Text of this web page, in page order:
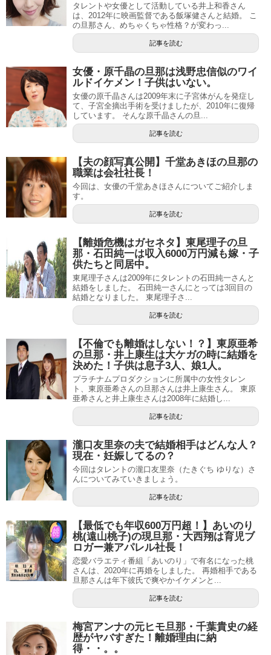
タレントや女優として活動している井上和香さん
は、2012年に映画監督である飯塚健さんと結婚。 こ
の旦那さん、めちゃくちゃ性格？が変わっ...
記事を読む
女優・原千晶の旦那は浅野忠信似のワイ
ルドイケメン！子供はいない。
女優の原千晶さんは2009年末に子宮体がんを発症し
て、子宮全摘出手術を受けましたが、2010年に復帰
しています。 そんな原千晶さんの旦...
記事を読む
【夫の顔写真公開】千堂あきほの旦那の
職業は会社社長！
今回は、女優の千堂あきほさんについてご紹介しま
す。
記事を読む
【離婚危機はガセネタ】東尾理子の旦
那・石田純一は収入6000万円減も嫁・子
供たちと同居中。
東尾理子さんは2009年にタレントの石田純一さんと
結婚をしました。 石田純一さんにとっては3回目の
結婚となりました。 東尾理子さ...
記事を読む
【不倫でも離婚はしない！？】東原亜希
の旦那・井上康生は大ケガの時に結婚を
決めた！子供は息子3人、娘1人。
プラチナムプロダクションに所属中の女性タレン
ト、東原亜希さんの旦那さんは井上康生さん。 東原
亜希さんと井上康生さんは2008年に結婚し...
記事を読む
瀧口友里奈の夫で結婚相手はどんな人？
現在・妊娠してるの？
今回はタレントの瀧口友里奈（たきぐち ゆりな）さ
んについてみていきましょう。
記事を読む
【最低でも年収600万円超！】あいのり
桃(遠山桃子)の現旦那・大西翔は育児ブ
ロガー兼アパレル社長！
恋愛バラエティ番組「あいのり」で有名になった桃
さんは、2020年に再婚をしました。 再婚相手である
旦那さんは年下彼氏で爽やかイケメンと...
記事を読む
梅宮アンナの元ヒモ旦那・千葉貴史の経
歴がヤバすぎた！離婚理由に納
得・・。。